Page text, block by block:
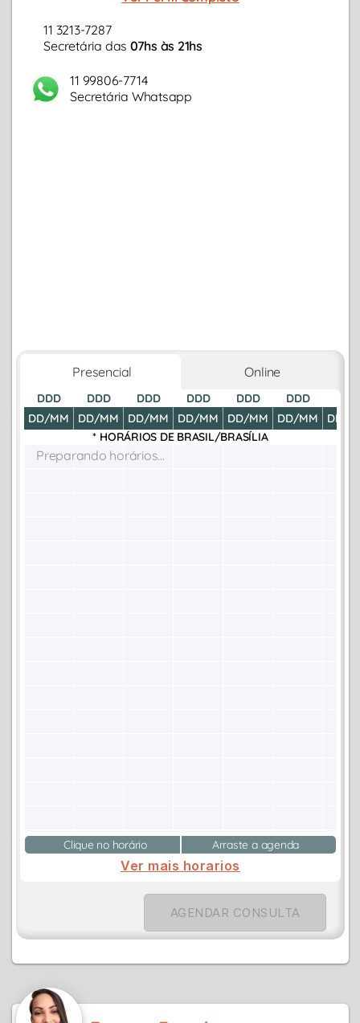
11 3213-7287
Secretária das 07hs às 21hs
11 99806-7714
Secretária Whatsapp
Presencial Online
DDD
DD/MM
DDD
DD/MM
DDD
DD/MM
DDD
DD/MM
DDD
DD/MM
DDD
DD/MM
DD/
* HORÁRIOS DE BRASIL/BRASÍLIA
Preparando horários...
Clique no horário Arraste a agenda
Ver mais horarios
AGENDAR CONSULTA